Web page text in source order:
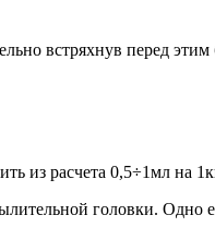
встряхнув перед
из расчета 0,5÷1мл на
головки.